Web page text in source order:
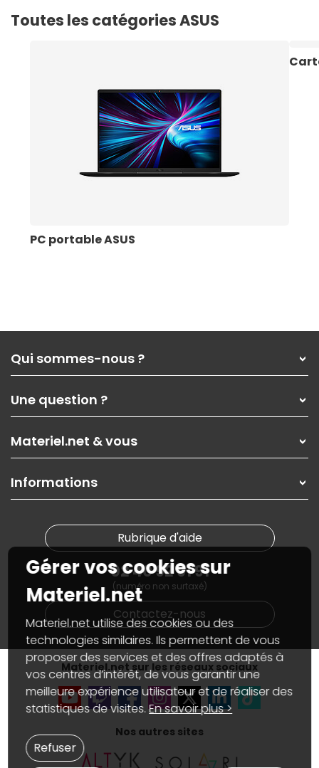
Toutes les catégories ASUS
PC portable ASUS
Qui sommes-nous ?
Nos services
Les magasins Materiel.net
Nos solutions pour les pros
Contactez-nous
Une question ?
Paiement, livraison
Garanties,Pack Zen
SAV, demander un retour
Informations
Materiel.net & vous
On rachète votre carte graphique
PC sur mesure : Votre RDV personnalisé
Materiel.net recrute
Notre programme d'affiliation
Partenariat & Sponsoring
Informations
Nos marques
Conditions générales de vente
Marketplace
Informations légales
Données personnellesetcookies
Gérer vos cookies
Accessibilité : non conforme
Rubrique d'aide
02 40 92 91 91
(numéro non surtaxé)
Contactez-nous
Materiel.net sur les réseaux sociaux
Nos autres sites
Gérer vos cookies sur
Materiel.net
Materiel.net utilise des cookies ou des
technologies similaires. Ils permettent de vous
proposer des services et des offres adaptés à
vos centres d’intérêt, de vous garantir une
meilleure expérience utilisateur et de réaliser des
statistiques de visites.En savoir plus >
Refuser